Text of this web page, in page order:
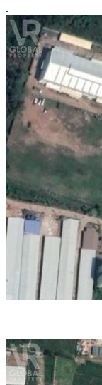
.